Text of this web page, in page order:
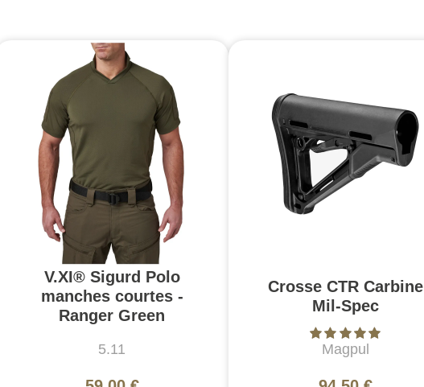
V.XI® Sigurd Polo
manches courtes -
Ranger Green
5.11
Crosse CTR Carbine
Mil-Spec
Magpul